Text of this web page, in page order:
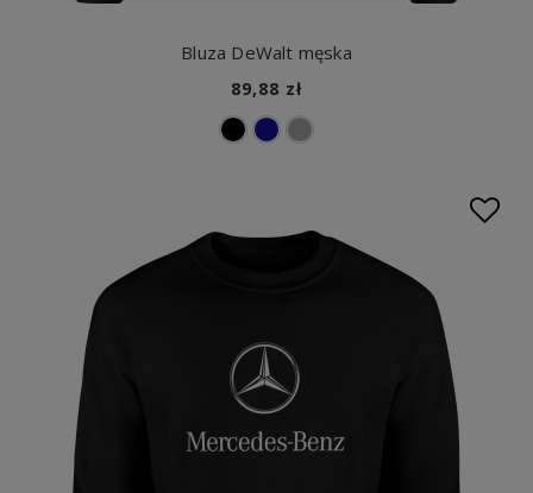
Bluza DeWalt męska
89,88 zł